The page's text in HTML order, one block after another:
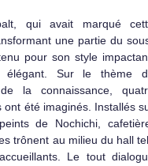
qui avait marqué
une partie du
pour son style
élégant. Sur le thème
la connaissance,
ont été imaginés. Installés
de Nochichi,
trônent au milieu du hall
Le tout